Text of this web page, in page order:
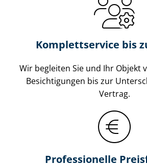
Komplettservice bis
Wir begleiten Sie und Ihr Objekt
Besichtigungen bis zur
Vertrag.
Professionelle